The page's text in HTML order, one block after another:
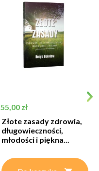
Cena
55,00 zł
Złote zasady zdrowia,
długowieczności,
młodości i piękna...